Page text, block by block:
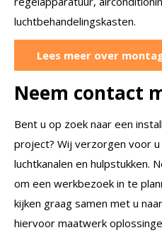
luchtbehandelingskasten.
Lees meer over
Neem contact
Bent u op zoek naar een
project? Wij verzorgen voor
luchtkanalen en hulpstukken.
om een werkbezoek in te
kijken graag samen met u
hiervoor maatwerk